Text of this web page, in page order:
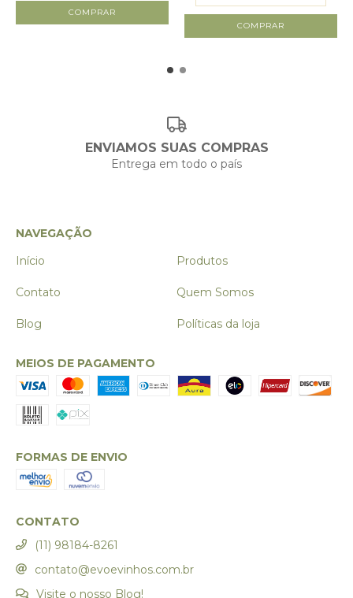
COMPRAR
ENVIAMOS SUAS COMPRAS
Entrega em todo o país
NAVEGAÇÃO
Início
Produtos
Contato Quem Somos
Blog Políticas da loja
MEIOS DE PAGAMENTO
FORMAS DE ENVIO
CONTATO
(11) 98184-8261
contato@evoevinhos.com.br
Visite o nosso Blog!